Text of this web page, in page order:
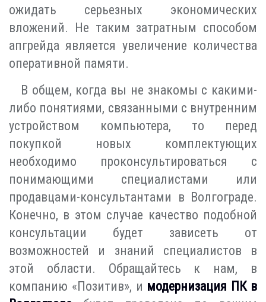
ожидать серьезных экономических
вложений. Не таким затратным способом
апгрейда является увеличение количества
оперативной памяти.
В общем, когда вы не знакомы с какими-
либо понятиями, связанными с внутренним
устройством компьютера, то перед
покупкой новых комплектующих
необходимо проконсультироваться с
понимающими специалистами или
продавцами-консультантами в Волгограде.
Конечно, в этом случае качество подобной
консультации будет зависеть от
возможностей и знаний специалистов в
этой области. Обращайтесь к нам, в
компанию «Позитив», и модернизация ПК в